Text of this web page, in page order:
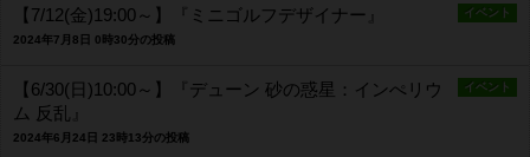
イベント
【7/12(金)19:00～】『ミニゴルフデザイナー』
2024年7月8日 0時30分の投稿
イベント
【6/30(日)10:00～】『デューン 砂の惑星：インぺリウ
ム 反乱』
2024年6月24日 23時13分の投稿